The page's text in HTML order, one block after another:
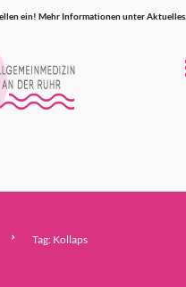
ein! Mehr Informationen unter Aktuelles.
Tag: Kollaps